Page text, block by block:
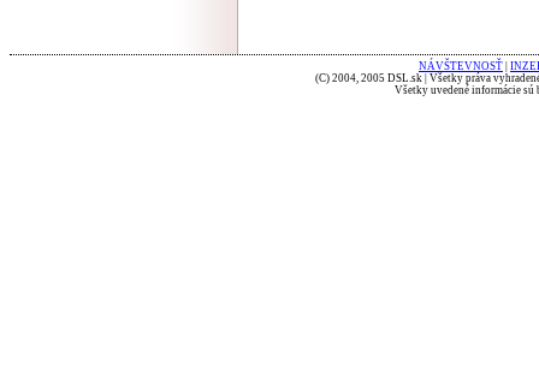
NÁVŠTEVNOSŤ
(C) 2004, 2005 DSL.sk | Všetky práva
Všetky uvedené informácie sú